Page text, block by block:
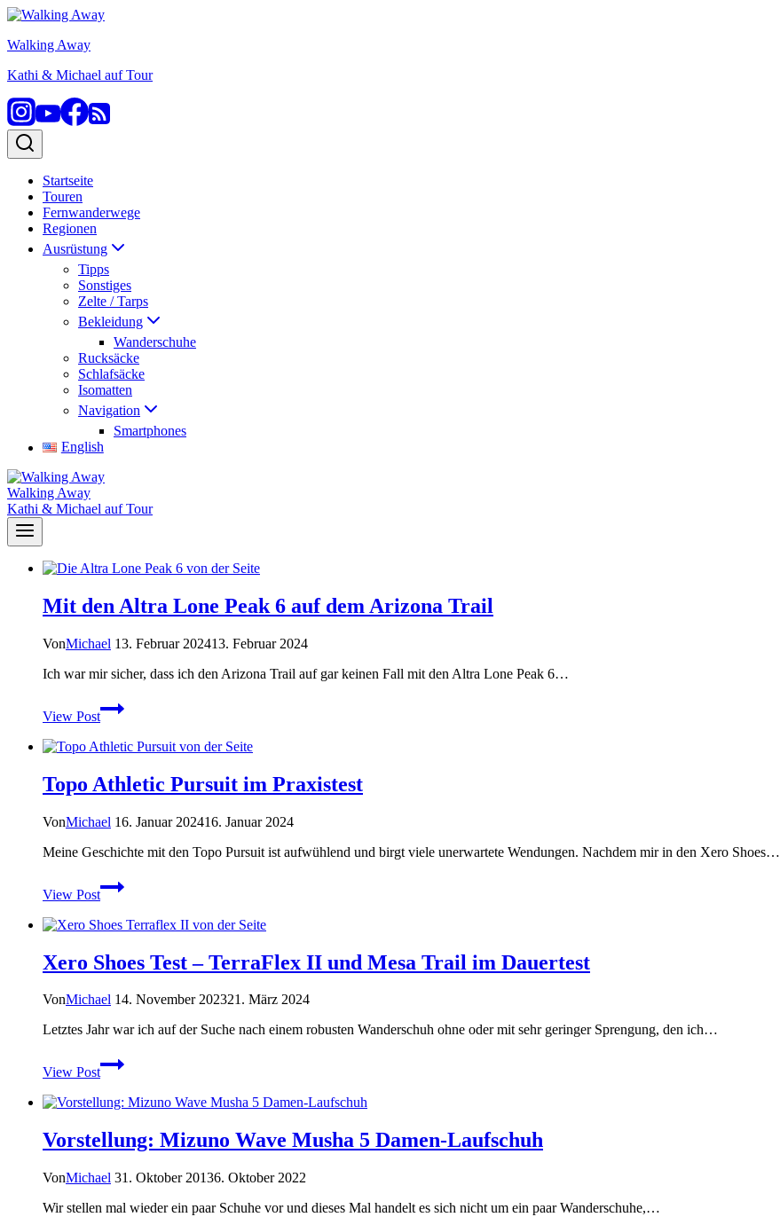
Zum
springen
Walking Away
Kathi & Michael auf Tour
Startseite
Touren
Fernwanderwege
Regionen
Ausrüstung
Tipps
Sonstiges
Zelte / Tarps
Bekleidung
Wanderschuhe
Rucksäcke
Schlafsäcke
Isomatten
Navigation
Smartphones
English
Walking Away
Kathi & Michael auf Tour
Mit den Altra Lone Peak 6 auf dem Arizona Trail
VonMichael 13. Februar 202413. Februar 2024
Ich war mir sicher, dass ich den Arizona Trail auf gar keinen Fall mit den Altra Lone Peak 6…
View Post
Mit
den
Lone
6
auf
dem
Arizona
Trail
Topo Athletic Pursuit im Praxistest
VonMichael 16. Januar 202416. Januar 2024
Meine Geschichte mit den Topo Pursuit ist aufwühlend und birgt viele unerwartete Wendungen. Nachdem mir in den Xero Shoes…
View Post
Topo
Athletic
im
Xero Shoes Test – TerraFlex II und Mesa Trail im Dauertest
VonMichael 14. November 202321. März 2024
Letztes Jahr war ich auf der Suche nach einem robusten Wanderschuh ohne oder mit sehr geringer Sprengung, den ich…
View Post
Xero
Shoes
–
II
und
Mesa
Trail
im
Vorstellung: Mizuno Wave Musha 5 Damen-Laufschuh
VonMichael 31. Oktober 20136. Oktober 2022
Wir stellen mal wieder ein paar Schuhe vor und dieses Mal handelt es sich nicht um ein paar Wanderschuhe,…